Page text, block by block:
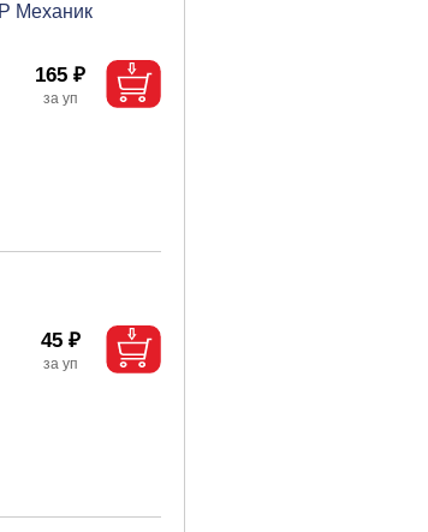
Механик
165 ₽
45 ₽